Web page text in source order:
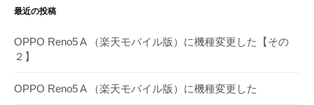
ー
イ
ブ
最近の投稿
OPPO Reno5 A （楽天モバイル版）に機種変更した【その
２】
OPPO Reno5 A （楽天モバイル版）に機種変更した